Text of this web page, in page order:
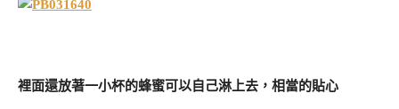
裡面還放著一小杯的蜂蜜可以自己淋上去，相當的貼心